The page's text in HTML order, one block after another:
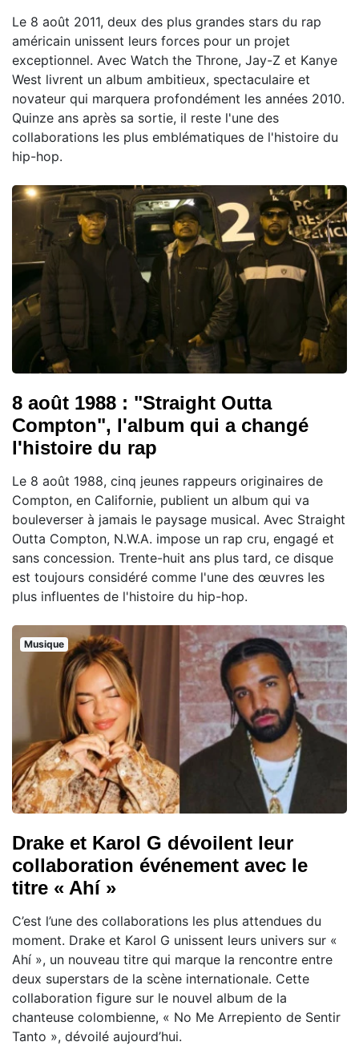
Le 8 août 2011, deux des plus grandes stars du rap
américain unissent leurs forces pour un projet
exceptionnel. Avec Watch the Throne, Jay-Z et Kanye
West livrent un album ambitieux, spectaculaire et
novateur qui marquera profondément les années 2010.
Quinze ans après sa sortie, il reste l'une des
collaborations les plus emblématiques de l'histoire du
hip-hop.
8 août 1988 : "Straight Outta
Compton", l'album qui a changé
l'histoire du rap
Le 8 août 1988, cinq jeunes rappeurs originaires de
Compton, en Californie, publient un album qui va
bouleverser à jamais le paysage musical. Avec Straight
Outta Compton, N.W.A. impose un rap cru, engagé et
sans concession. Trente-huit ans plus tard, ce disque
est toujours considéré comme l'une des œuvres les
plus influentes de l'histoire du hip-hop.
Musique
Drake et Karol G dévoilent leur
collaboration événement avec le
titre « Ahí »
C’est l’une des collaborations les plus attendues du
moment. Drake et Karol G unissent leurs univers sur «
Ahí », un nouveau titre qui marque la rencontre entre
deux superstars de la scène internationale. Cette
collaboration figure sur le nouvel album de la
chanteuse colombienne, « No Me Arrepiento de Sentir
Tanto », dévoilé aujourd’hui.